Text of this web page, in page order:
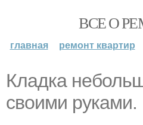
ВСЕ О
главная ремонт квартир
Кладка
своими руками.